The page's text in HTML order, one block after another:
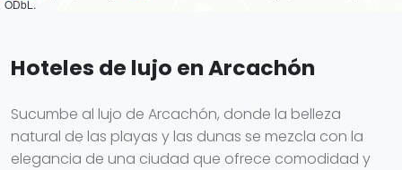
ODbL.
Hoteles de lujo en Arcachón
Sucumbe al lujo de Arcachón, donde la belleza
natural de las playas y las dunas se mezcla con la
elegancia de una ciudad que ofrece comodidad y